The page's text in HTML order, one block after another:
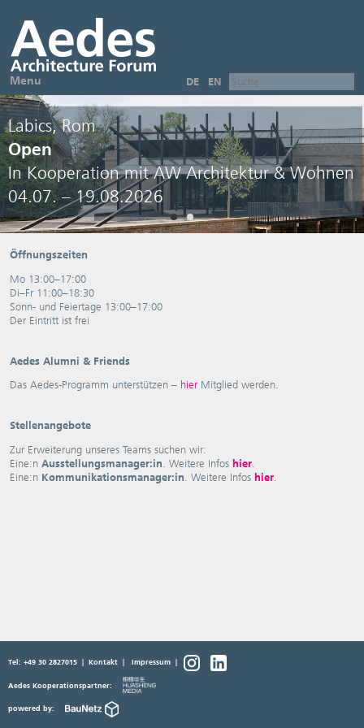
DE EN
Menu
Labics, Rom
Open
In Kooperation mit AW Architektur & Wohnen
04.07. – 19.08.2026
Öffnungszeiten
Mo 13:00–17:00
Di–Fr 11:00–18:30
Sonn- und Feiertage 13:00–17:00
Der Eintritt ist frei
Aedes Alumni & Friends
Das Aedes-Programm unterstützen – hier Mitglied werden.
Stellenangebote
Zur Erweiterung unseres Teams suchen wir:
Eine:n Ausstellungsmanager:in . Weitere Infos hier
Eine:n Kommunikationsmanager:in . Weitere Infos hier
Tel: +49 30 2827015 |Kontakt |Impressum
Aedes Kooperationspartner:
powered by: